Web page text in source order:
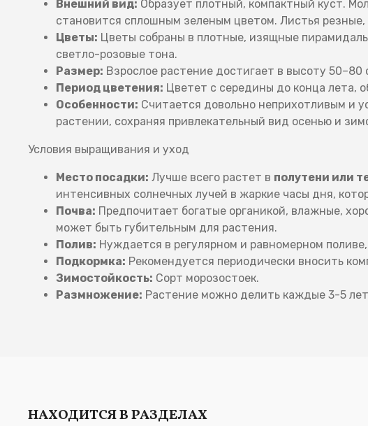
Внешний вид: Образует плотный, компактный куст.
становится сплошным зеленым цветом. Листья резные,
Цветы: Цветы собраны в плотные, изящные
светло-розовые тона.
Размер: Взрослое растение достигает в высоту
Период цветения: Цветет с середины до конца лета,
Особенности: Считается довольно неприхотливым и
растении, сохраняя привлекательный вид осенью и
Условия выращивания и уход
Место посадки: Лучше всего растет в полутени или
интенсивных солнечных лучей в жаркие часы дня,
Почва: Предпочитает богатые органикой, влажные,
может быть губительным для растения.
Полив: Нуждается в регулярном и равномерном
Подкормка: Рекомендуется периодически вносить
Зимостойкость: Сорт морозостоек.
Размножение: Растение можно делить каждые 3-5
НАХОДИТСЯ В РАЗДЕЛАХ